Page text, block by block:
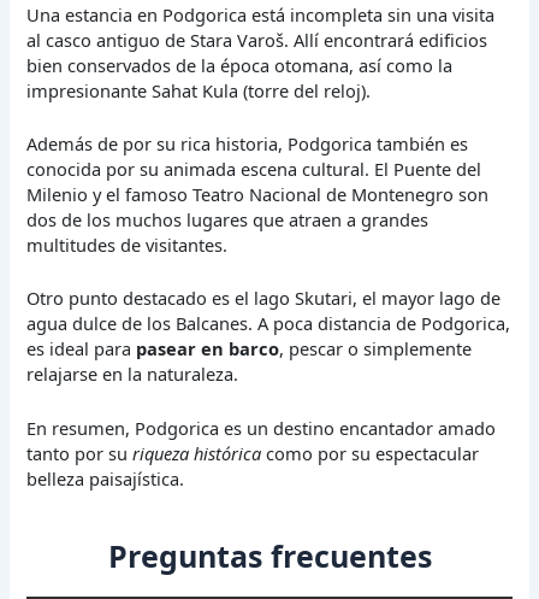
Una estancia en Podgorica está incompleta sin una visita
al casco antiguo de Stara Varoš. Allí encontrará edificios
bien conservados de la época otomana, así como la
impresionante Sahat Kula (torre del reloj).
Además de por su rica historia, Podgorica también es
conocida por su animada escena cultural. El Puente del
Milenio y el famoso Teatro Nacional de Montenegro son
dos de los muchos lugares que atraen a grandes
multitudes de visitantes.
Otro punto destacado es el lago Skutari, el mayor lago de
agua dulce de los Balcanes. A poca distancia de Podgorica,
es ideal para pasear en barco, pescar o simplemente
relajarse en la naturaleza.
En resumen, Podgorica es un destino encantador amado
tanto por suriqueza histórica como por su espectacular
belleza paisajística.
Preguntas frecuentes